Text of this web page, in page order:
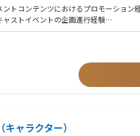
フォローしあえるから、自信持って進め
見を発しやすい雰囲気、それに耳を傾け
コンテンツやイベントを企画進行に携わ
ントが開催されて、お客様が心から楽
ンツが好きな方であれば、自分の好き
ントコンテンツにおけるプロモーション
ャストイベントの企画進行経験
のエンターテインメントコンテンツの制作
ションサイクル（戦略立案→実行→施策
ャラクター）